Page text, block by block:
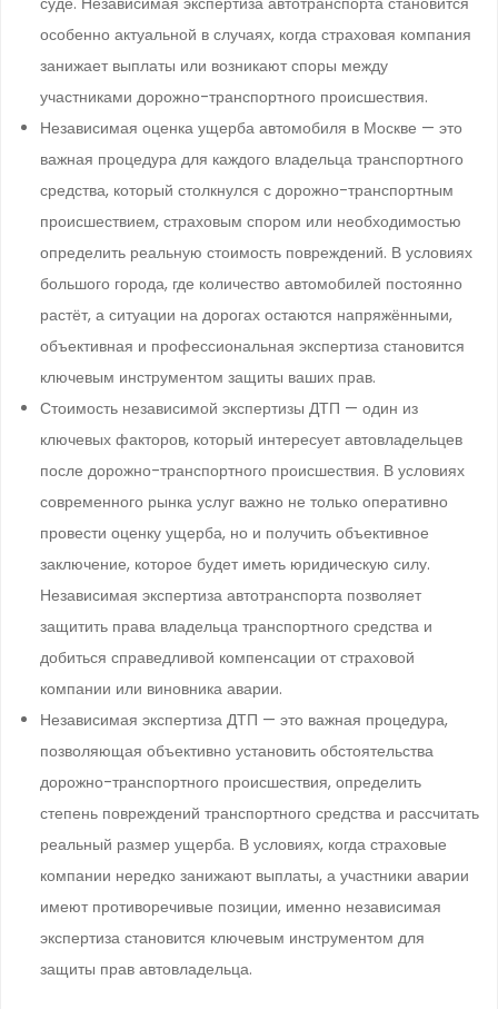
особенно актуальной в случаях, когда страховая компания
занижает выплаты или возникают споры между
участниками дорожно-транспортного происшествия.
Независимая оценка ущерба автомобиля в Москве — это
важная процедура для каждого владельца транспортного
средства, который столкнулся с дорожно-транспортным
происшествием, страховым спором или необходимостью
определить реальную стоимость повреждений. В условиях
большого города, где количество автомобилей постоянно
растёт, а ситуации на дорогах остаются напряжёнными,
объективная и профессиональная экспертиза становится
ключевым инструментом защиты ваших прав.
Стоимость независимой экспертизы ДТП — один из
ключевых факторов, который интересует автовладельцев
после дорожно-транспортного происшествия. В условиях
современного рынка услуг важно не только оперативно
провести оценку ущерба, но и получить объективное
заключение, которое будет иметь юридическую силу.
Независимая экспертиза автотранспорта позволяет
защитить права владельца транспортного средства и
добиться справедливой компенсации от страховой
компании или виновника аварии.
Независимая экспертиза ДТП — это важная процедура,
позволяющая объективно установить обстоятельства
дорожно-транспортного происшествия, определить
степень повреждений транспортного средства и рассчитать
реальный размер ущерба. В условиях, когда страховые
компании нередко занижают выплаты, а участники аварии
имеют противоречивые позиции, именно независимая
экспертиза становится ключевым инструментом для
защиты прав автовладельца.